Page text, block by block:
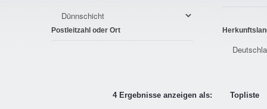
Postleitzahl oder Ort
4 Ergebnisse anzeigen als: Topliste